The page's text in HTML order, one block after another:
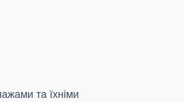
та їхніми